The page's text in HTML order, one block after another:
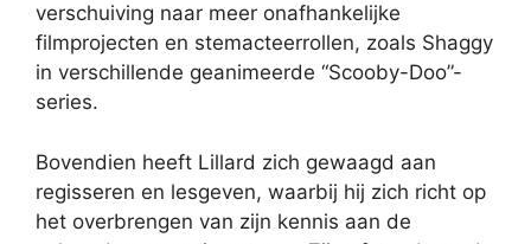
verschuiving naar meer onafhankelijke
filmprojecten en stemacteerrollen, zoals Shaggy
in verschillende geanimeerde “Scooby-Doo”-
series.
Bovendien heeft Lillard zich gewaagd aan
regisseren en lesgeven, waarbij hij zich richt op
het overbrengen van zijn kennis aan de